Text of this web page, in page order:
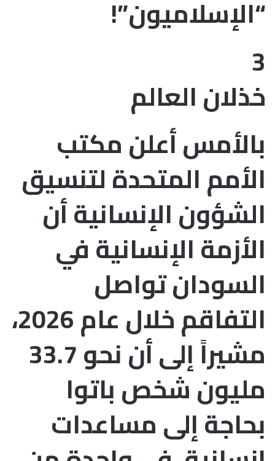
“الإسلاميون”!
3
خذلان العالم
بالأمس أعلن مكتب
الأمم المتحدة لتنسيق
الشؤون الإنسانية أن
الأزمة الإنسانية في
السودان تواصل
التفاقم خلال عام 2026،
مشيراً إلى أن نحو 33.7
مليون شخص باتوا
بحاجة إلى مساعدات